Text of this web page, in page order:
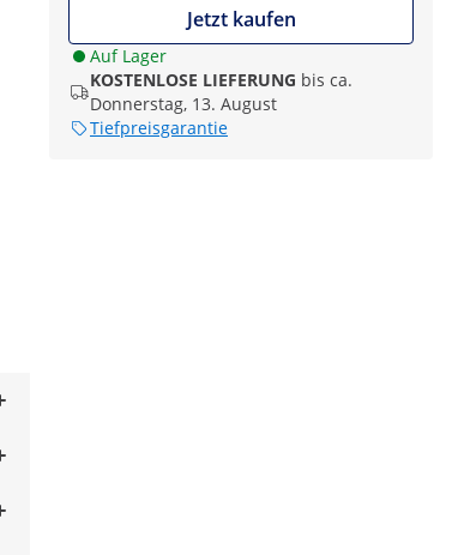
Jetzt kaufen
Auf Lager
KOSTENLOSE LIEFERUNG bis ca.
Donnerstag, 13. August
Tiefpreisgarantie